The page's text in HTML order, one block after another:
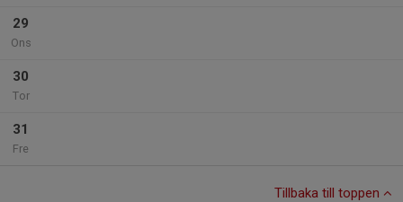
29
Ons
30
Tor
31
Fre
Tillbaka till toppen